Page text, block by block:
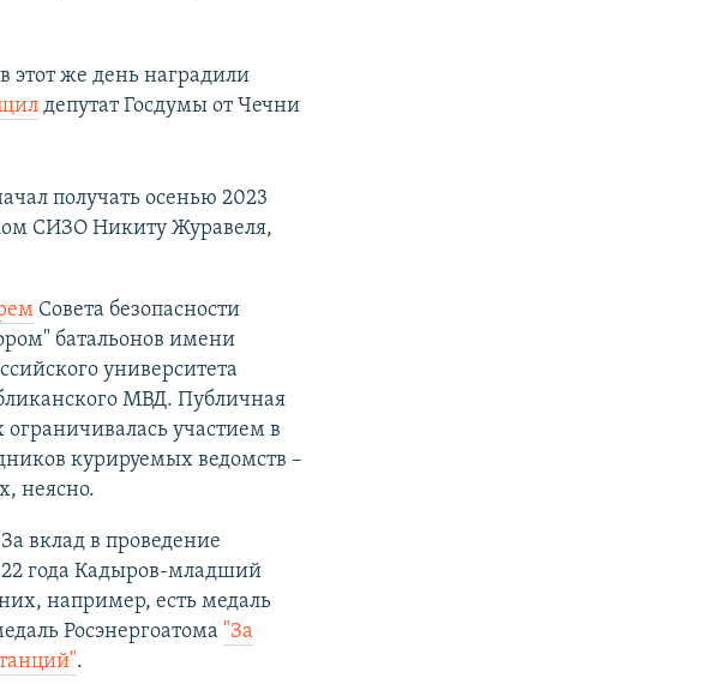
этот же день наградили
депутат Госдумы от Чечни
получать осенью 2023
СИЗО Никиту Журавеля,
Совета безопасности
батальонов имени
университета
МВД. Публичная
участием в
курируемых ведомств –
неясно.
вклад в проведение
года Кадыров-младший
например, есть медаль
Росэнергоатома "За
.